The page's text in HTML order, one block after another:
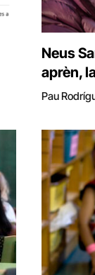
Neus
aprèn,
Pau